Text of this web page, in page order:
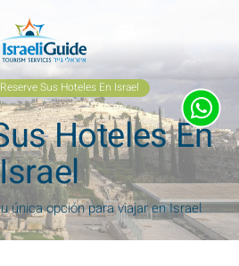
Reserve Sus Hoteles En Israel
Hoteles En
Israel
única opción para viajar en Israel
Tours
virtuales
Somos
Galería
De Israel
עב